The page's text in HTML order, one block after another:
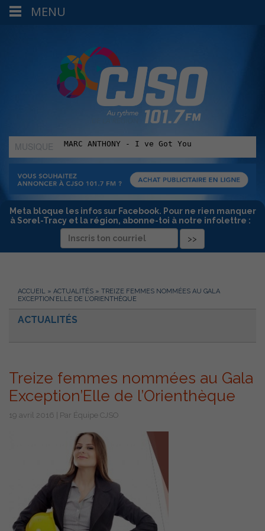
MUSIQUE
:
Meta bloque les infos sur Facebook. Pour ne rien manquer
à Sorel-Tracy et la région, abonne-toi à notre infolettre :
ACCUEIL » ACTUALITÉS » TREIZE FEMMES NOMMÉES AU GALA
EXCEPTION’ELLE DE L’ORIENTHÈQUE
ACTUALITÉS
Treize femmes nommées au Gala
Exception’Elle de l’Orienthèque
19 avril 2016 | Par Équipe CJSO
MENU